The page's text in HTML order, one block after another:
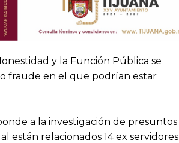
y la Función Pública se
fraude en el que podrían estar
a la investigación de presuntos
están relacionados 14 ex servidores